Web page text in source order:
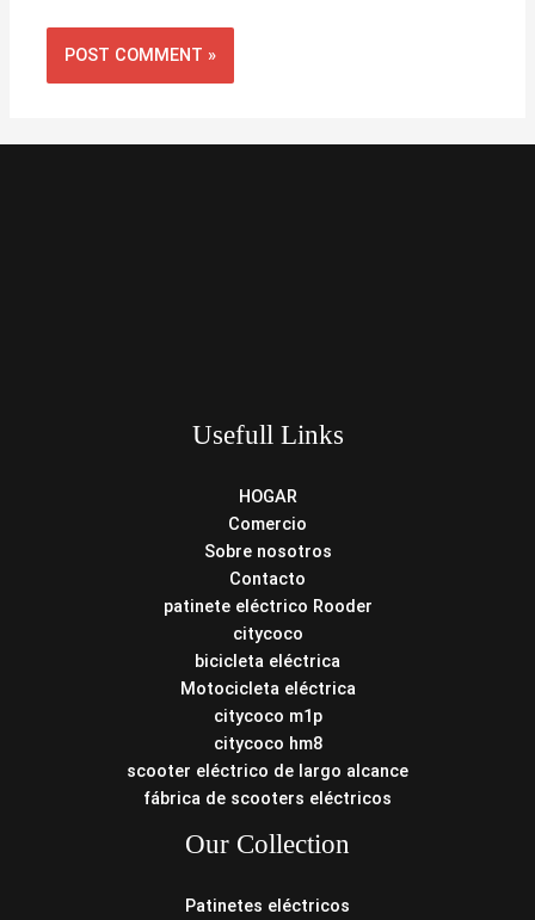
Usefull Links
HOGAR
Comercio
Sobre nosotros
Contacto
patinete eléctrico Rooder
citycoco
bicicleta eléctrica
Motocicleta eléctrica
citycoco m1p
citycoco hm8
scooter eléctrico de largo alcance
fábrica de scooters eléctricos
Our Collection
Patinetes eléctricos